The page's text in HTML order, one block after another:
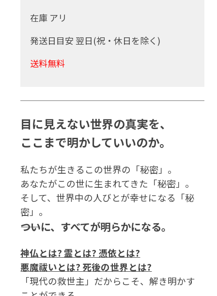
在庫 アリ
発送日目安 翌日(祝・休日を除く)
送料無料
目に見えない世界の真実を、
ここまで明かしていいのか。
私たちが生きるこの世界の「秘密」。
あなたがこの世に生まれてきた「秘密」。
そして、世界中の人びとが幸せになる「秘
密」。
――ついに、すべてが明らかになる。
神仏とは? 霊とは? 憑依とは?
悪魔祓いとは? 死後の世界とは?
「現代の救世主」だからこそ、解き明かす